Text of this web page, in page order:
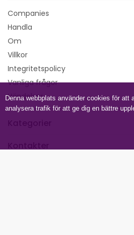
Companies
Handla
Om
Villkor
Integritetspolicy
Vanliga frågor
Händelser
Denna webbplats använder cookies för att
analysera trafik för att ge dig en bättre